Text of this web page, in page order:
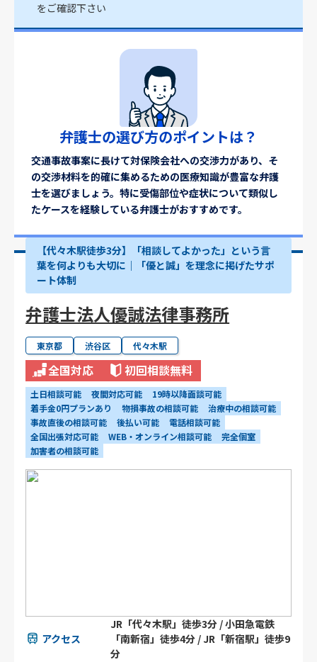
をご確認下さい
弁護士の選び方のポイントは？
交通事故事案に長けて対保険会社への交渉力があり、そ
の交渉材料を的確に集めるための医療知識が豊富な弁護
士を選びましょう。特に受傷部位や症状について類似し
たケースを経験している弁護士がおすすめです。
【代々木駅徒歩3分】「相談してよかった」という言
葉を何よりも大切に｜「優と誠」を理念に掲げたサポ
ート体制
弁護士法人優誠法律事務所
東京都 渋谷区 代々木駅
全国対応 初回相談無料
土日相談可能 夜間対応可能
19時以降面談可能
着手金0円プランあり
物損事故の相談可能
治療中の相談可能
事故直後の相談可能
後払い可能
電話相談可能
全国出張対応可能
WEB・オンライン相談可能
完全個室
加害者の相談可能
アクセス
JR「代々木駅」徒歩3分 / 小田急電鉄
「南新宿」徒歩4分 / JR「新宿駅」徒歩9
分